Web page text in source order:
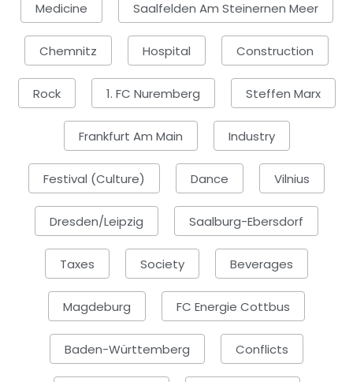
Medicine Saalfelden Am Steinernen Meer
Chemnitz Hospital Construction
Rock 1. FC Nuremberg Steffen Marx
Frankfurt Am Main Industry
Festival (Culture) Dance Vilnius
Dresden/Leipzig Saalburg-Ebersdorf
Taxes Society Beverages
Magdeburg FC Energie Cottbus
Baden-Württemberg Conflicts